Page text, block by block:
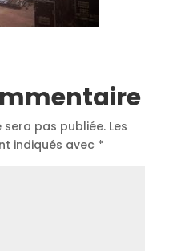
pas publiée. Les
indiqués avec *